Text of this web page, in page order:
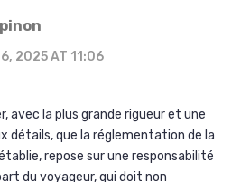
2025 AT 11:06
avec la plus grande rigueur et une
que la réglementation de la
repose sur une responsabilité
du voyageur, qui doit non